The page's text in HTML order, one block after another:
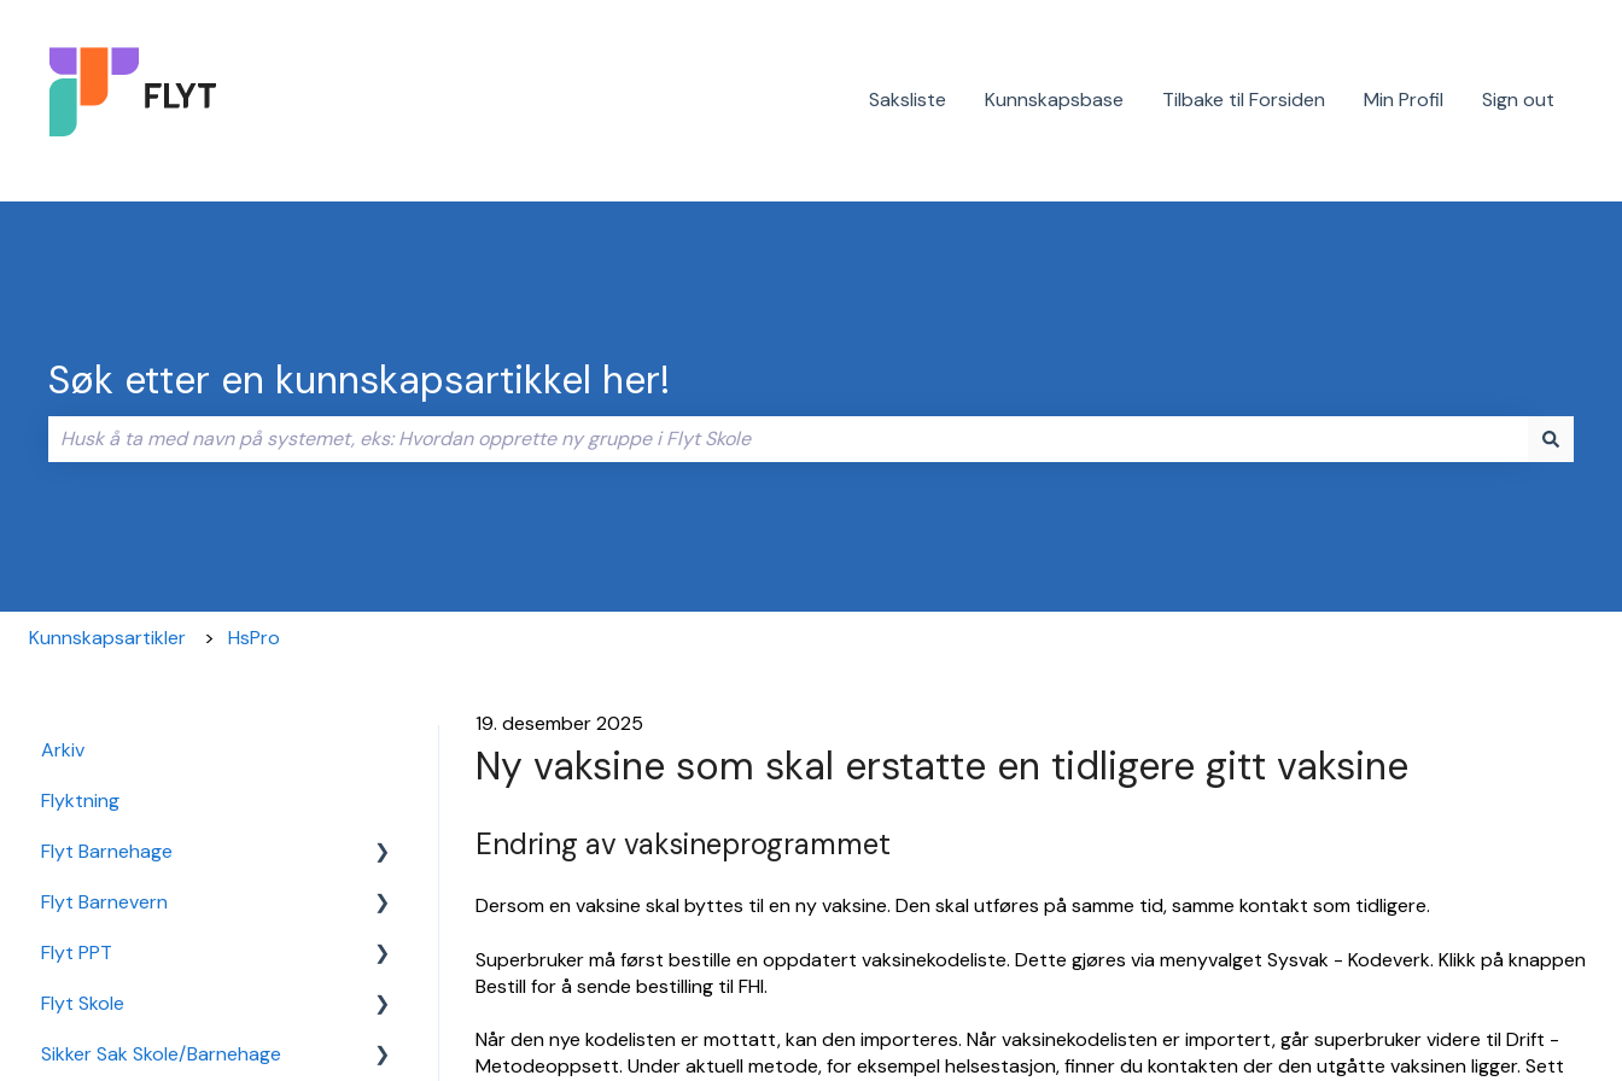
Saksliste Kunnskapsbase Tilbake til Forsiden Min Profil Sign out
Søk etter en kunnskapsartikkel her!
Kunnskapsartikler HsPro
19. desember 2025
Ny vaksine som skal erstatte en tidligere gitt vaksine
Endring av vaksineprogrammet
Dersom en vaksine skal byttes til en ny vaksine. Den skal utføres på samme tid, samme kontakt som tidligere.
Superbruker må først bestille en oppdatert vaksinekodeliste. Dette gjøres via menyvalget Sysvak - Kodeverk. Klikk på knappen
Bestill for å sende bestilling til FHI.
Når den nye kodelisten er mottatt, kan den importeres. Når vaksinekodelisten er importert, går superbruker videre til Drift -
Metodeoppsett. Under aktuell metode, for eksempel helsestasjon, finner du kontakten der den utgåtte vaksinen ligger. Sett
Arkiv
Flyktning
Flyt Barnehage
Flyt Barnehage Hjelpeside
Min Barnehage (app)
Redusert foreldrebetaling
Sikker Sak Barnehage
Flyt Barnevern
Autopay
Vedtak
Ansatt
Flyt PPT
Statistikk
Flyt Skole
Integrasjon Sikker Sak
Sikker Sak Skole/Barnehage